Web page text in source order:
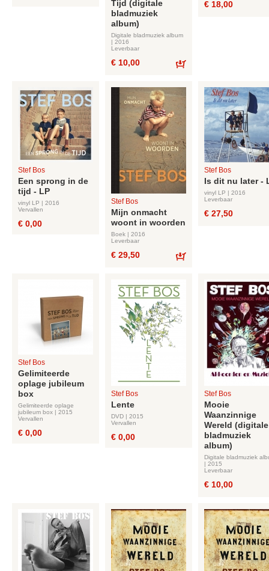
Tijd (digitale
bladmuziek
album)
Digitale bladmuziek album
| 2016
Leverbaar
€ 10,00
€ 18,00
Stef Bos
Een sprong in de
tijd - LP
vinyl LP | 2016
Vervallen
€ 0,00
Stef Bos
Mijn onmacht
woont in woorden
Boek | 2016
Leverbaar
€ 29,50
Stef Bos
Is dit nu later -
vinyl LP | 2016
Leverbaar
€ 27,50
Stef Bos
Gelimiteerde
oplage jubileum
box
Gelimiteerde oplage
jubileum box | 2015
Vervallen
€ 0,00
Stef Bos
Lente
DVD | 2015
Vervallen
€ 0,00
Stef Bos
Mooie
Waanzinnige
Wereld (digitale
bladmuziek
album)
Digitale bladmuziek
| 2015
Leverbaar
€ 10,00